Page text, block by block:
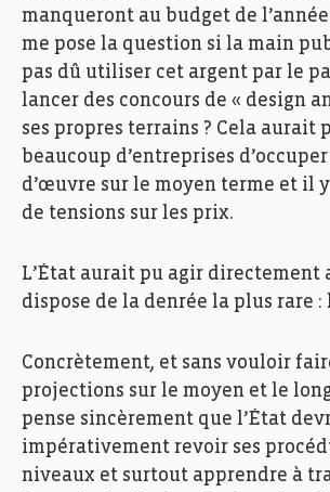
manqueront au budget de
me pose la question si la main
pas dû utiliser cet argent par le
lancer des concours de « design
ses propres terrains ? Cela aurait
beaucoup d’entreprises
d’œuvre sur le moyen terme et il
de tensions sur les prix.
L’État aurait pu agir directement
dispose de la denrée la plus rare :
Concrètement, et sans vouloir
projections sur le moyen et le
pense sincèrement que l’État
impérativement revoir ses
niveaux et surtout apprendre à